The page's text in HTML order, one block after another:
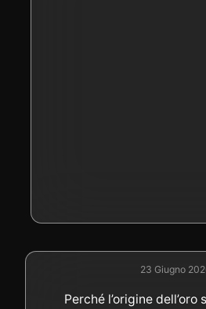
23 Giugno
Perché l’origine